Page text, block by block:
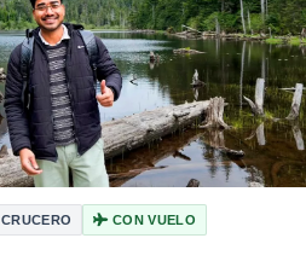
CRUCERO CON VUELO